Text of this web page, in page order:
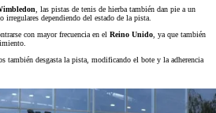
, las pistas de tenis de hierba también dan pie a un
dependiendo del estado de la pista.
con mayor frecuencia en el Reino Unido , ya que también
también desgasta la pista, modificando el bote y la adherencia